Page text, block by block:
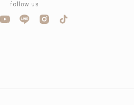
follow us